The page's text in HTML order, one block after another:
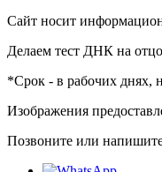
Сайт носит
Делаем тест ДНК на
*Срок - в рабочих днях,
Изображения
Позвоните или